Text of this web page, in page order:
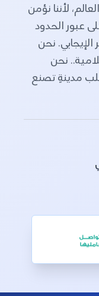
لأننا نؤمن
عبور الحدود
نحن
نحن
مدينةٍ تصنع